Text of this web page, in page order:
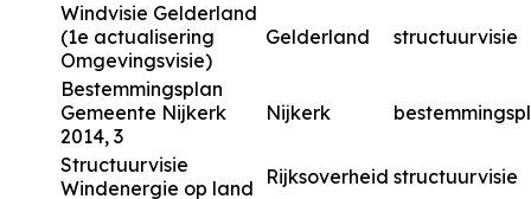
Windvisie Gelderland
(1e actualisering
Omgevingsvisie)
Gelderland structuurvisie
Bestemmingsplan
Gemeente Nijkerk
2014, 3
Nijkerk
Structuurvisie
Windenergie op land
Rijksoverheid structuurvisie